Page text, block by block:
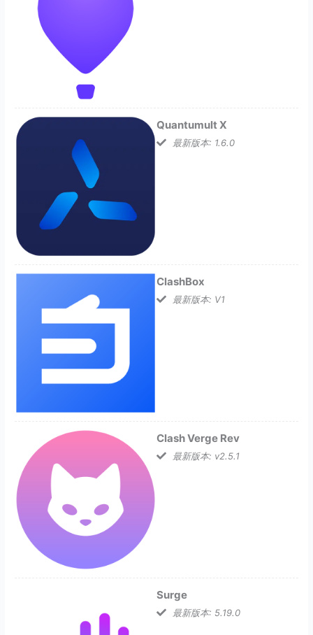
Quantumult X
最新版本: 1.6.0
ClashBox
最新版本: V1
Clash Verge Rev
最新版本: v2.5.1
Surge
最新版本: 5.19.0